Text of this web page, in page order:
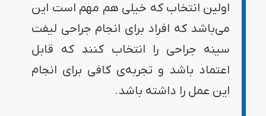
اولین انتخاب که خیلی هم مهم است این
می‌باشد که افراد برای انجام جراحی لیفت
سینه جراحی را انتخاب کنند که قابل
اعتماد باشد و تجربه‌ی کافی برای انجام
این عمل را داشته باشد.